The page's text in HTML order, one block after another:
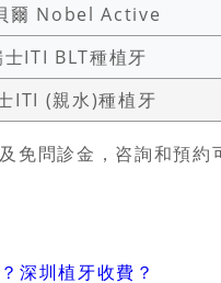
爾 Nobel Active
士ITI BLT種植牙
ITI (親水)種植牙
免問診金，咨詢和預約
深圳植牙收費？